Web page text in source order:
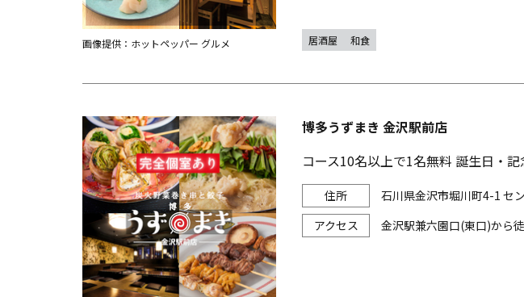
画像提供：ホットペッパー グルメ 居酒屋 和食
博多うずまき 金沢駅前店
コース10名以上で1名無料 誕生日・
石川県金沢市堀川町4-1 セ
金沢駅兼六園口(東口)から